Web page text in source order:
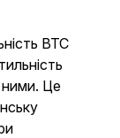
BTC
ними. Це